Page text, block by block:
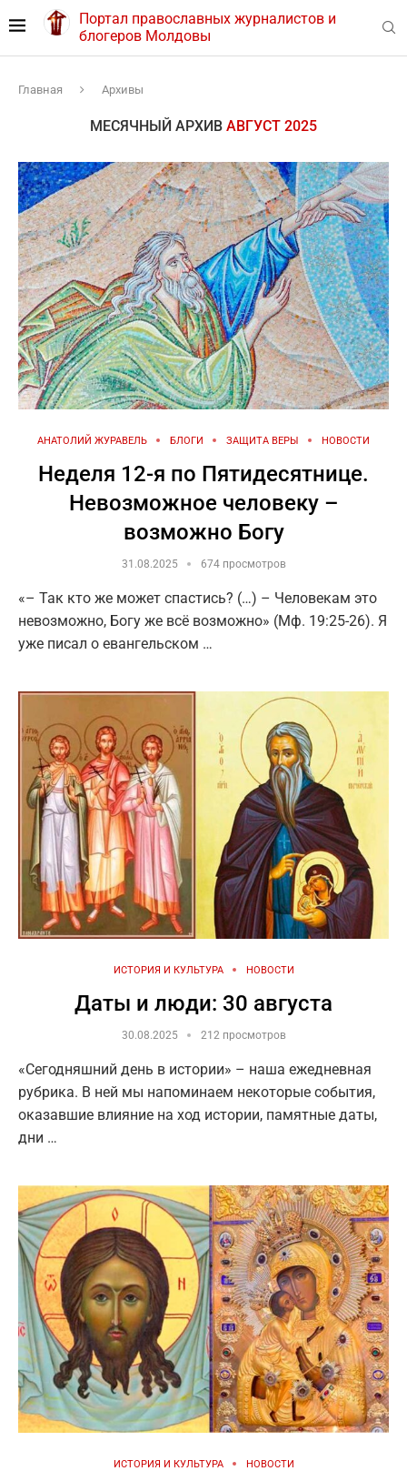
Портал православных журналистов и
блогеров Молдовы
Главная Архивы
МЕСЯЧНЫЙ АРХИВ АВГУСТ 2025
АНАТОЛИЙ ЖУРАВЕЛЬ БЛОГИ ЗАЩИТА ВЕРЫ НОВОСТИ
Неделя 12-я по Пятидесятнице.
Невозможное человеку –
возможно Богу
31.08.2025 674 просмотров
«– Так кто же может спастись? (…) – Человекам это
невозможно, Богу же всё возможно» (Мф. 19:25-26). Я
уже писал о евангельском …
ИСТОРИЯ И КУЛЬТУРА НОВОСТИ
Даты и люди: 30 августа
30.08.2025 212 просмотров
«Сегодняшний день в истории» – наша ежедневная
рубрика. В ней мы напоминаем некоторые события,
оказавшие влияние на ход истории, памятные даты,
дни …
ИСТОРИЯ И КУЛЬТУРА НОВОСТИ